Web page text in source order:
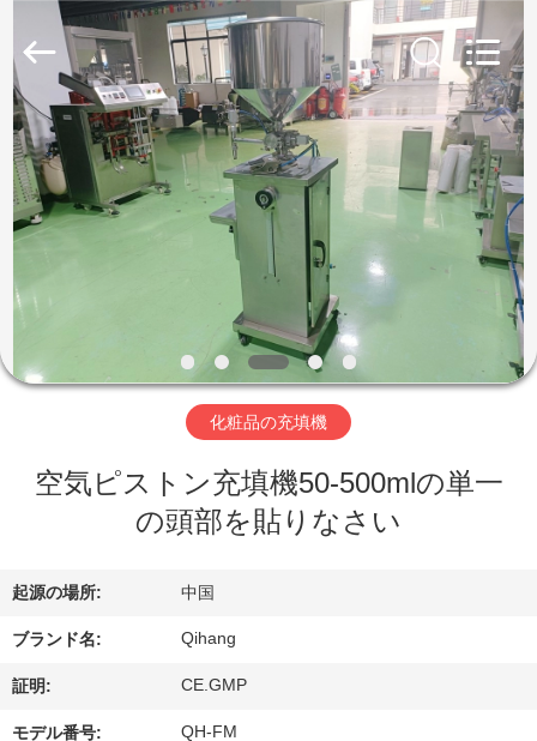
家
プ
ダ
ク
に
つ
い
て
2026
Guangzhou
Qihang
Machinery
Equipment
Co.,
Ltd.
Rights
Reserved.
化粧品の充填機
空気ピストン充填機50-500mlの単一
の頭部を貼りなさい
起源の場所: 中国
ブランド名: Qihang
証明: CE.GMP
モデル番号: QH-FM